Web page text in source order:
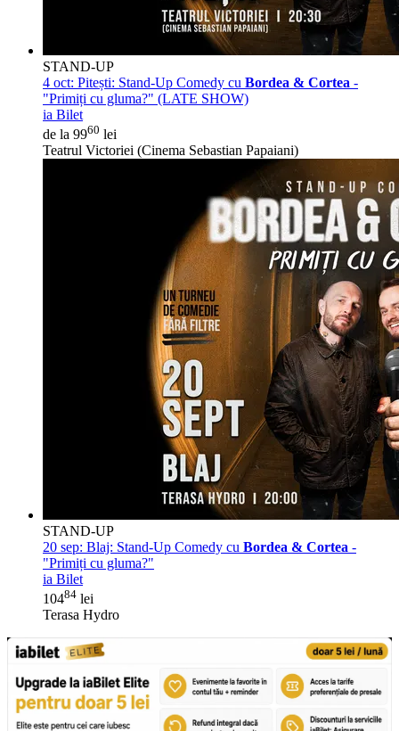
STAND-UP
4 oct: Pitești: Stand-Up Comedy cu Bordea & Cortea -
"Primiți cu gluma?" (LATE SHOW)
ia Bilet
de la 9960 lei
Teatrul Victoriei (Cinema Sebastian Papaiani)
STAND-UP
20 sep: Blaj: Stand-Up Comedy cu Bordea & Cortea -
"Primiți cu gluma?"
ia Bilet
10484 lei
Terasa Hydro